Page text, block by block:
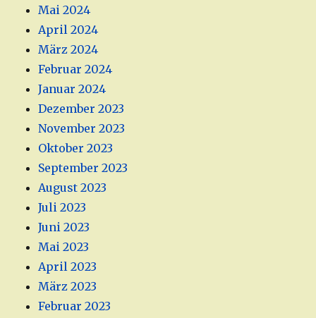
Mai 2024
April 2024
März 2024
Februar 2024
Januar 2024
Dezember 2023
November 2023
Oktober 2023
September 2023
August 2023
Juli 2023
Juni 2023
Mai 2023
April 2023
März 2023
Februar 2023